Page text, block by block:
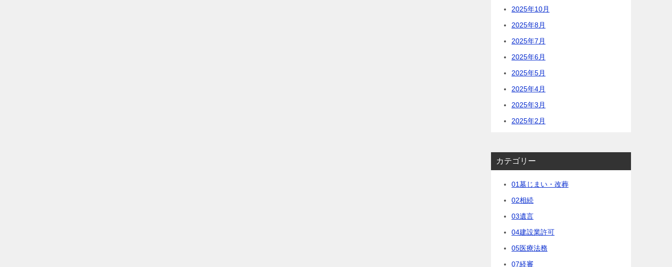
2025年10月
2025年8月
2025年7月
2025年6月
2025年5月
2025年4月
2025年3月
2025年2月
カテゴリー
01墓じまい・改葬
02相続
03遺言
04建設業許可
05医療法務
07経審